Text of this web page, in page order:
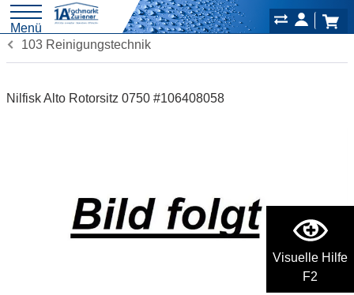
Visuelle Hilfe
F2
Menü
103 Reinigungstechnik
Nilfisk Alto Rotorsitz 0750 #106408058